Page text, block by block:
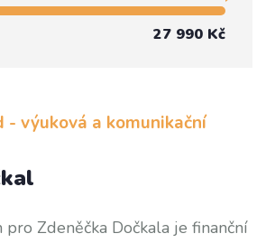
27 990 Kč
- výuková a komunikační
Zdeněčka Dočkala je finanční